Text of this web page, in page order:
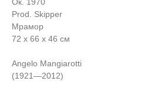
Ок. 1970
Prod. Skipper
Мрамор
72 x 66 x 46 см
Angelo Mangiarotti
(1921—2012)